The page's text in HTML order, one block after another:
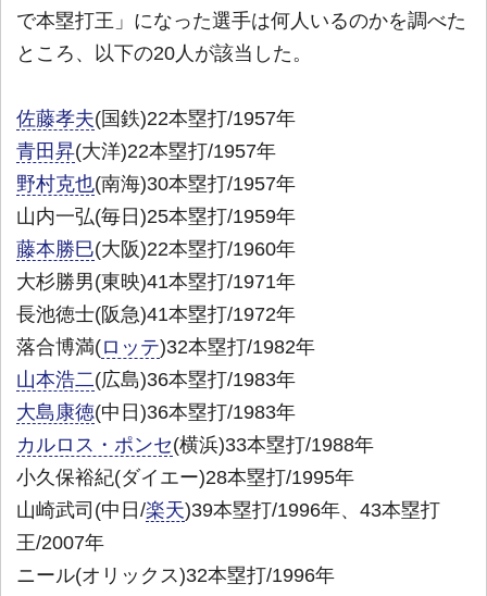
で本塁打王」になった選手は何人いるのかを調べた
ところ、以下の20人が該当した。
佐藤孝夫(国鉄)22本塁打/1957年
青田昇(大洋)22本塁打/1957年
野村克也(南海)30本塁打/1957年
山内一弘(毎日)25本塁打/1959年
藤本勝巳(大阪)22本塁打/1960年
大杉勝男(東映)41本塁打/1971年
長池徳士(阪急)41本塁打/1972年
落合博満(ロッテ)32本塁打/1982年
山本浩二(広島)36本塁打/1983年
大島康徳(中日)36本塁打/1983年
カルロス・ポンセ(横浜)33本塁打/1988年
小久保裕紀(ダイエー)28本塁打/1995年
山崎武司(中日/楽天)39本塁打/1996年、43本塁打
王/2007年
ニール(オリックス)32本塁打/1996年